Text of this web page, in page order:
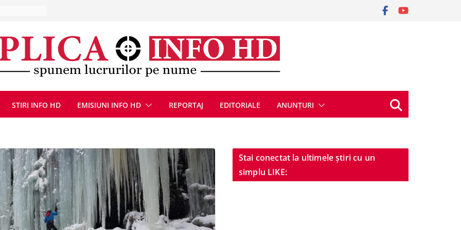
10 – 16
2026
STIRI INFO HD EMISIUNI INFO HD REPORTAJ EDITORIALE ANUNȚURI
Stai conectat la ultimele știri cu un
simplu LIKE: